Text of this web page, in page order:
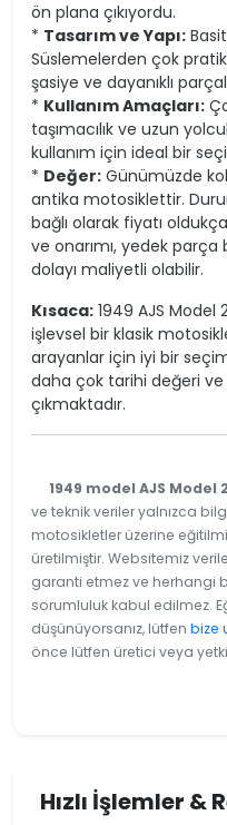
ön plana çıkıyordu.
* Tasarım ve Yapı:
Süslemelerden çok
şasiye ve dayanıklı
* Kullanım Amaçları:
taşımacılık ve uzun
kullanım için ideal bir
* Değer: Günümüzde
antika motosiklettir.
bağlı olarak fiyatı
ve onarımı, yedek parça
dolayı maliyetli olabilir.
Kısaca: 1949 AJS
işlevsel bir klasik
arayanlar için iyi bir
daha çok tarihi değeri
çıkmaktadır.
1949 model AJS Model
ve teknik veriler yalnızca
motosikletler üzerine
üretilmiştir. Websitemiz
garanti etmez ve herhangi
sorumluluk kabul edilmez.
düşünüyorsanız, lütfen bize
önce lütfen üretici veya
Hızlı İşlemler &